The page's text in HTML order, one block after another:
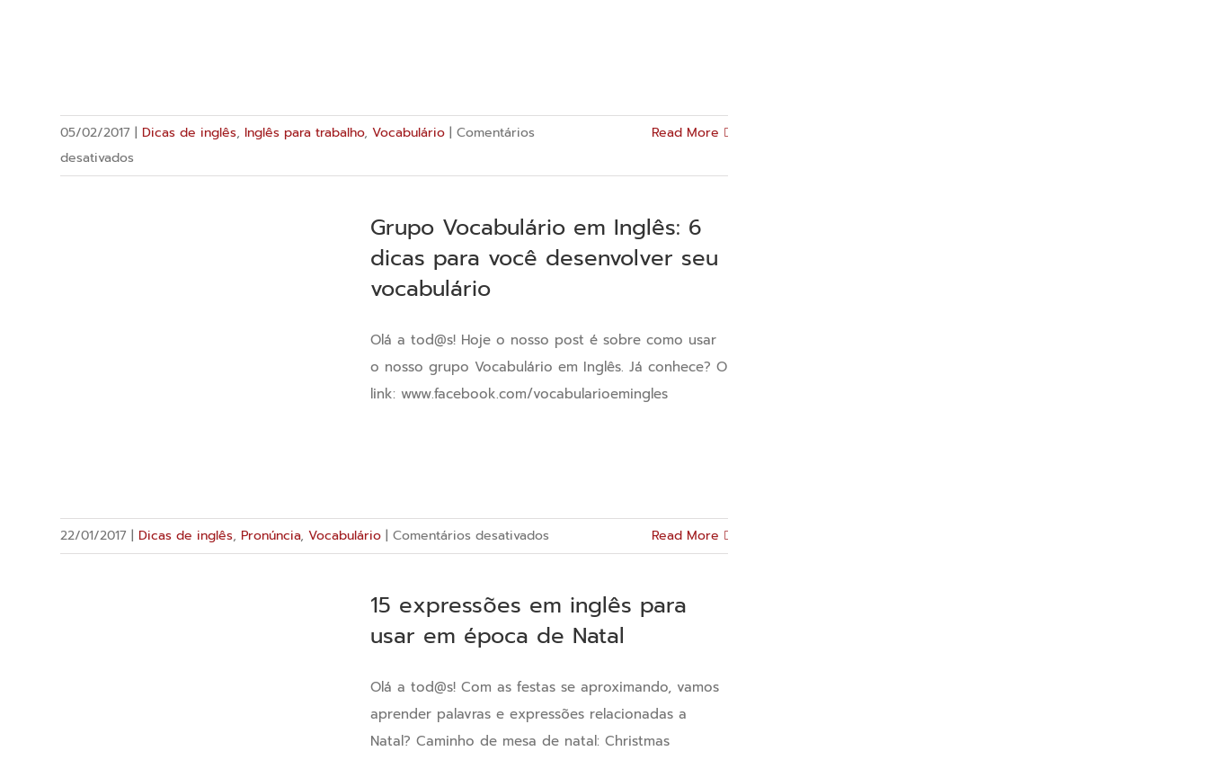
05/02/2017 | Dicas de inglês, Inglês para trabalho,Vocabulário | Comentários
desativados
4
Read More
Grupo Vocabulário em Inglês: 6
dicas para você desenvolver seu
vocabulário
Olá a tod@s! Hoje o nosso post é sobre como usar
o nosso grupo Vocabulário em Inglês. Já conhece? O
link: www.facebook.com/vocabularioemingles
22/01/2017 | Dicas de inglês, Pronúncia,Vocabulário | Comentários desativados
Grupo
em
Inglês:
dicas
para
você
Read More
15 expressões em inglês para
usar em época de Natal
Olá a tod@s! Com as festas se aproximando, vamos
aprender palavras e expressões relacionadas a
Natal? Caminho de mesa de natal: Christmas